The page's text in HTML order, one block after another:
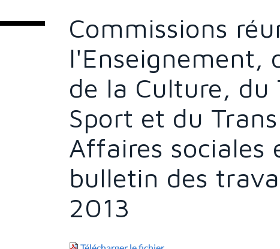
iCommissions
l'Enseignement,
de la Culture, du
Sport et du
Affaires sociales
bulletin des
2013